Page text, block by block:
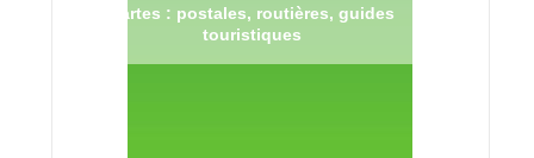
Cartes : postales, routières, guides
touristiques